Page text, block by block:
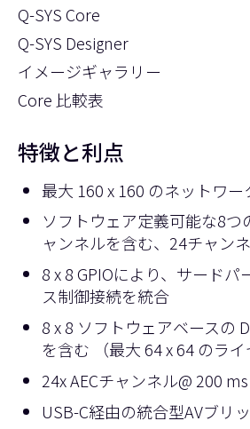
Q-SYS Core
Q-SYS Designer
イメージギャラリー
Core 比較表
特徴と利点
最大 160 x 160 のネットワ
ソフトウェア定義可能な8つ
ャンネルを含む、24チャン
8 x 8 GPIOにより、サードパ
ス制御接続を統合
8 x 8 ソフトウェアベースの
を含む （最大 64 x 64 のライ
24x AECチャンネル@ 200 ms
USB-C経由の統合型AVブリ